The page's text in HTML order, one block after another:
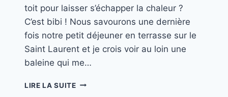
toit pour laisser s’échapper la chaleur ?
C’est bibi ! Nous savourons une dernière
fois notre petit déjeuner en terrasse sur le
Saint Laurent et je crois voir au loin une
baleine qui me…
LIRE LA SUITEMISSION